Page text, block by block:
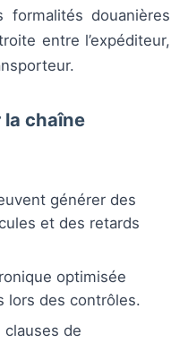
formalités douanières
entre l’expéditeur,
la chaîne
générer des
et des retards
optimisée
lors des contrôles.
clauses de